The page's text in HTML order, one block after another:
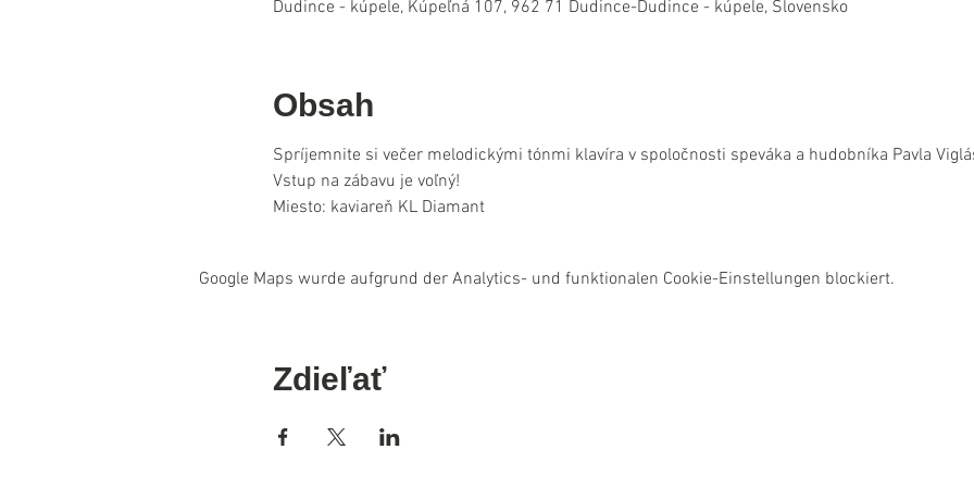
Dudince - kúpele, Kúpeľná 107, 962 71 Dudince-Dudince - kúpele, Slovensko
Obsah
Spríjemnite si večer melodickými tónmi klavíra v spoločnosti speváka a hudobníka Pavla
Vstup na zábavu je voľný!
Miesto: kaviareň KL Diamant
Google Maps wurde aufgrund der Analytics- und funktionalen Cookie-Einstellungen blockiert.
Zdieľať